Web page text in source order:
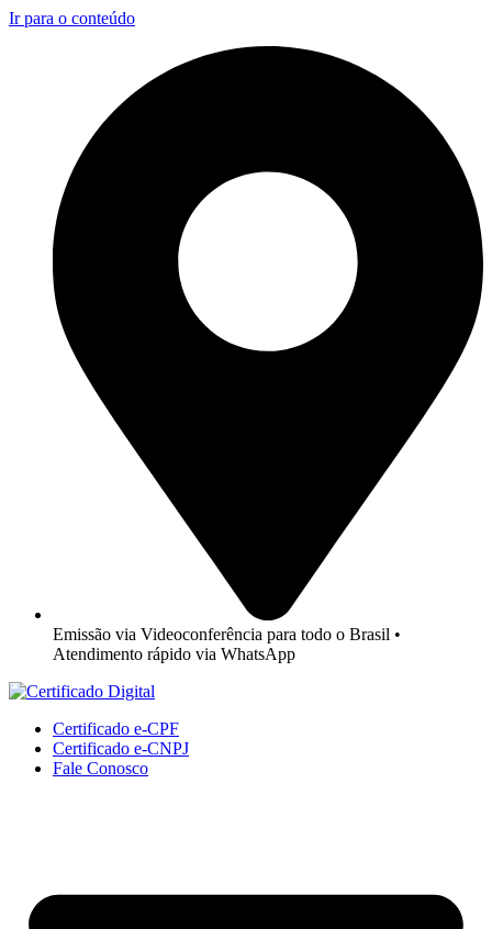
Ir para o conteúdo
Emissão via Videoconferência para todo o Brasil •
Atendimento rápido via WhatsApp
Certificado e-CPF
Certificado e-CNPJ
Fale Conosco